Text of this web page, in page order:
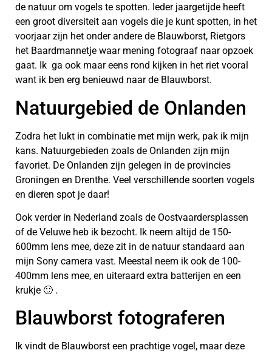
de natuur om vogels te spotten. Ieder jaargetijde heeft
een groot diversiteit aan vogels die je kunt spotten, in het
voorjaar zijn het onder andere de Blauwborst, Rietgors
het Baardmannetje waar mening fotograaf naar opzoek
gaat. Ik ga ook maar eens rond kijken in het riet vooral
want ik ben erg benieuwd naar de Blauwborst.
Natuurgebied de Onlanden
Zodra het lukt in combinatie met mijn werk, pak ik mijn
kans. Natuurgebieden zoals de Onlanden zijn mijn
favoriet. De Onlanden zijn gelegen in de provincies
Groningen en Drenthe. Veel verschillende soorten vogels
en dieren spot je daar!
Ook verder in Nederland zoals de Oostvaardersplassen
of de Veluwe heb ik bezocht. Ik neem altijd de 150-
600mm lens mee, deze zit in de natuur standaard aan
mijn Sony camera vast. Meestal neem ik ook de 100-
400mm lens mee, en uiteraard extra batterijen en een
krukje 🙂 .
Blauwborst fotograferen
Ik vindt de Blauwborst een prachtige vogel, maar deze